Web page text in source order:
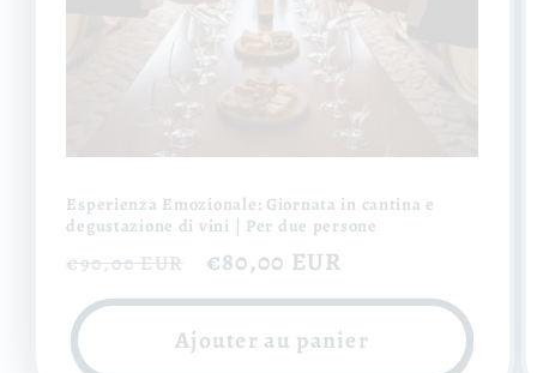
Esperienza Emozionale: Giornata in cantina e
degustazione di vini | Per due persone
Prix
habituel
€90,00 EUR
Prix
soldé
€80,00 EUR
Ajouter au panier